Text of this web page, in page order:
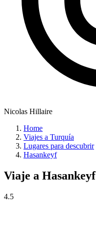
Nicolas Hillaire
Home
Viajes a Turquía
Lugares para descubrir
Hasankeyf
Viaje a Hasankeyf
4.5